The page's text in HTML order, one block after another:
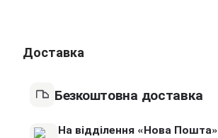
Доставка
Безкоштовна доставка
На відділення «Нова Пошта»